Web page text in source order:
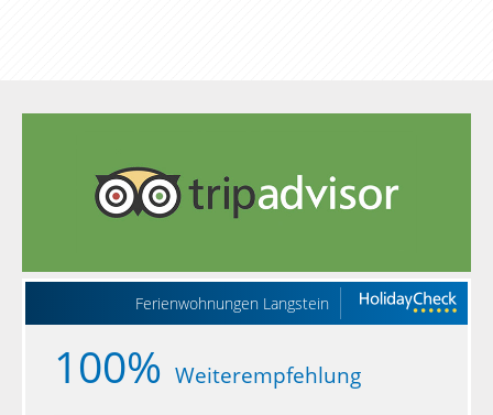
Ferienwohnungen Langstein
100% Weiterempfehlung